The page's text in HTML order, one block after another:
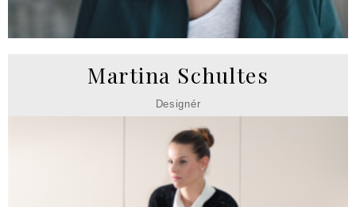
Martina Schultes
Designér